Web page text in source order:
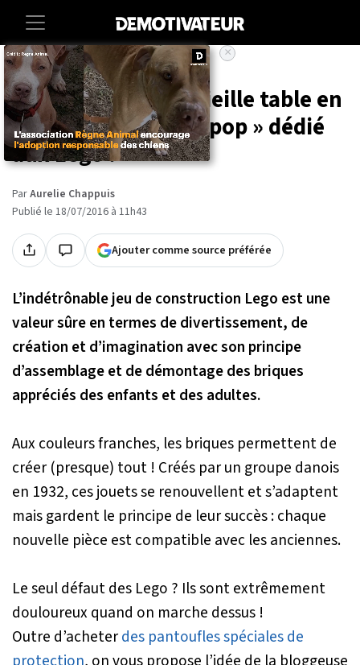
Accueil Maison
Transformez une vieille table en
un plateau de jeu « pop » dédié
aux Lego !
ParAurelie Chappuis
Publié le 18/07/2016 à 11h43
Ajouter comme source préférée
L’indétrônable jeu de construction Lego est une
valeur sûre en termes de divertissement, de
création et d’imagination avec son principe
d’assemblage et de démontage des briques
appréciés des enfants et des adultes.
Aux couleurs franches, les briques permettent de
créer (presque) tout ! Créés par un groupe danois
en 1932, ces jouets se renouvellent et s’adaptent
mais gardent le principe de leur succès : chaque
nouvelle pièce est compatible avec les anciennes.
Le seul défaut des Lego ? Ils sont extrêmement
douloureux quand on marche dessus !
Outre d’acheterdes pantoufles spéciales de
×